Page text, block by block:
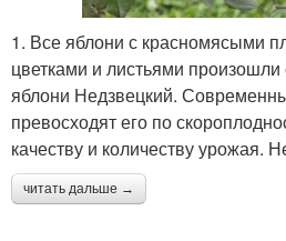
1. Все яблони с красномясыми
цветками и листьями произошли
яблони Недзвецкий.
превосходят его по
качеству и количеству урожая.
читать дальше →